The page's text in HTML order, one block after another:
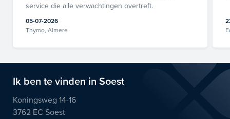
service die alle verwachtingen overtreft.
05-07-2026
Thymo, Almere
Ik ben te vinden in Soest
Koningsweg 14-16
3762 EC Soest